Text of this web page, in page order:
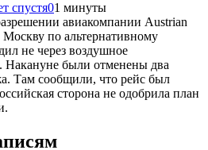
спустя01 минуты
авиакомпании Austrian
по альтернативному
не через воздушное
Накануне были отменены два
Там сообщили, что рейс был
сторона не одобрила план